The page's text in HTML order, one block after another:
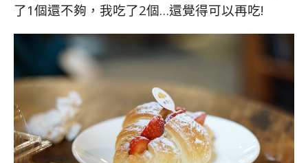
了1個還不夠，我吃了2個…還覺得可以再吃!